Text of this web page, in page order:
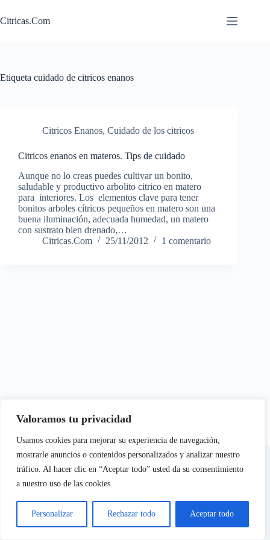
Valoramos tu privacidad
Usamos cookies para mejorar su experiencia de navegación,
mostrarle anuncios o contenidos personalizados y analizar nuestro
tráfico. Al hacer clic en “Aceptar todo” usted da su consentimiento
a nuestro uso de las cookies.
Personalizar Rechazar todo Aceptar todo
al
contenido
Citricas.Com
Etiqueta cuidado de citricos enanos
Citricos Enanos, Cuidado de los citricos
Citricos enanos en materos. Tips de cuidado
Aunque no lo creas puedes cultivar un bonito,
saludable y productivo arbolito citrico en matero
para interiores. Los elementos clave para tener
bonitos arboles cítricos pequeños en matero son una
buena iluminación, adecuada humedad, un matero
con sustrato bien drenado,…
Citricas.Com
25/11/2012 1 comentario
En calidad de Afiliados de Amazon, obtenemos ingresos por
las compras adscritas que cumplen los requisitos aplicables
Aviso Legal
Política de Cookies